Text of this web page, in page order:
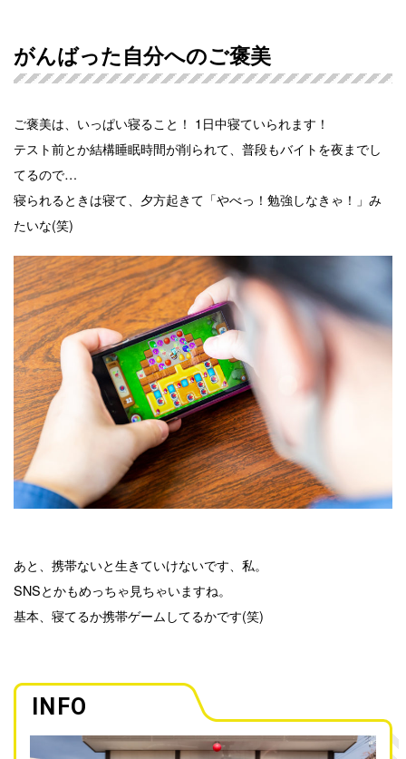
がんばった自分へのご褒美
ご褒美は、いっぱい寝ること！ 1日中寝ていられます！
テスト前とか結構睡眠時間が削られて、普段もバイトを夜までし
てるので…
寝られるときは寝て、夕方起きて「やべっ！勉強しなきゃ！」み
たいな(笑)
あと、携帯ないと生きていけないです、私。
SNSとかもめっちゃ見ちゃいますね。
基本、寝てるか携帯ゲームしてるかです(笑)
INFO